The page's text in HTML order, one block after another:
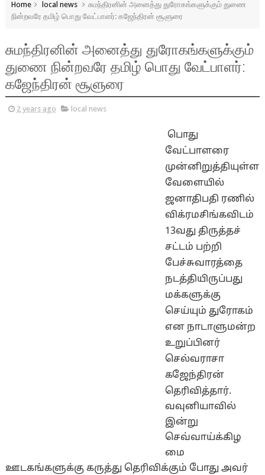
Home local news
சுமந்திரனின் அனைத்து துரோகங்களுக்கும் துணை
நின்றவரே தமிழ் பொது வேட்பாளர்: கஜேந்திரன் சூளுரை
சுமந்திரனின் அனைத்து துரோகங்களுக்கும்
துணை நின்றவரே தமிழ் பொது வேட்பாளர்:
கஜேந்திரன் சூளுரை
2 years ago local news
பொது
வேட்பாளரை
முன்னிறுத்தியுள்ள
வேளையில்
ஜனாதிபதி ரணில்
விக்ரமசிங்கவிடம்
13வது திருத்தச்
சட்டம் பற்றி
பேச்சுவாரத்தை
நடத்தியிருப்பது
மக்களுக்கு
செய்யும் துரோகம்
என நாடாளுமன்ற
உறுப்பினர்
செல்வராசா
கஜேந்திரன்
தெரிவித்தார்.
வவுனியாவில்
இன்று
செவ்வாய்க்கிழ
மை
ஊடகங்களுக்கு கருத்து தெரிவிக்கும் போது அவர்